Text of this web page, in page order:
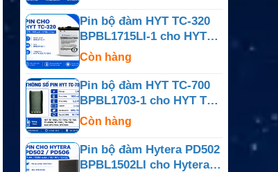
Pin bộ đàm HYT TC-320
BPBL1715LI-1 cho HYT
TC-320
Còn hàng
Pin bộ đàm HYT TC-700
BPBL1703-1 cho HYT TC-
700
Còn hàng
Pin bộ đàm Hytera PD502
BPBL1502LI cho Hytera